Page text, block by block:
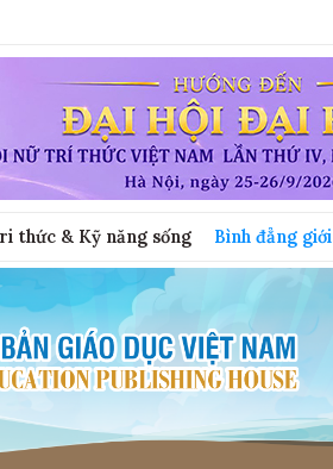
thức & Kỹ năng sống Bình đẳng giới